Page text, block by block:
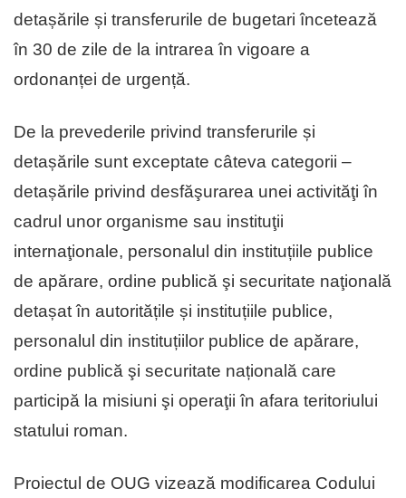
detașările și transferurile de bugetari încetează
în 30 de zile de la intrarea în vigoare a
ordonanței de urgență.
De la prevederile privind transferurile și
detașările sunt exceptate câteva categorii –
detașările privind desfăşurarea unei activităţi în
cadrul unor organisme sau instituţii
internaţionale, personalul din instituțiile publice
de apărare, ordine publică şi securitate naţională
detașat în autoritățile și instituțiile publice,
personalul din instituțiilor publice de apărare,
ordine publică şi securitate națională care
participă la misiuni şi operaţii în afara teritoriului
statului roman.
Proiectul de OUG vizează modificarea Codului